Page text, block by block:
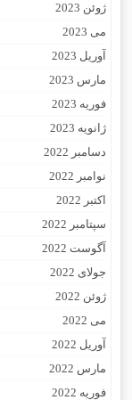
ژوئن 2023
می 2023
آوریل 2023
مارس 2023
فوریه 2023
ژانویه 2023
دسامبر 2022
نوامبر 2022
اکتبر 2022
سپتامبر 2022
آگوست 2022
جولای 2022
ژوئن 2022
می 2022
آوریل 2022
مارس 2022
فوریه 2022